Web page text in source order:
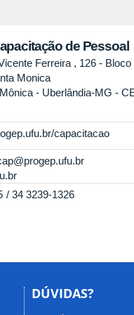
de Pessoal
Ferreira , 126 - Bloco
Monica
- Uberlândia-MG -
capacitacao
34 3239-1326
DÚVIDAS?